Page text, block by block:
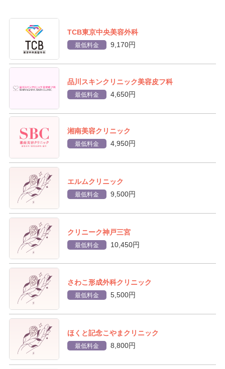
TCB東京中央美容外科
最低料金 9,170円
品川スキンクリニック美容皮フ科
最低料金 4,650円
湘南美容クリニック
最低料金 4,950円
エルムクリニック
最低料金 9,500円
クリニーク神戸三宮
最低料金 10,450円
さわこ形成外科クリニック
最低料金 5,500円
ほくと記念こやまクリニック
最低料金 8,800円